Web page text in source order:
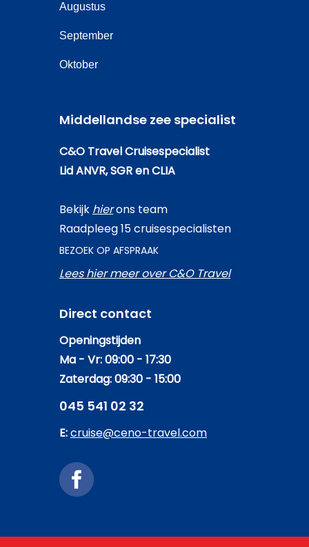
Augustus
September
Oktober
Middellandse zee specialist
C&O Travel Cruisespecialist
Lid ANVR, SGR en CLIA
Bekijk hierons team
Raadpleeg 15 cruisespecialisten
BEZOEK OP AFSPRAAK
Lees hier meer over C&O Travel
Direct contact
Openingstijden
Ma - Vr: 09:00 - 17:30
Zaterdag: 09:30 - 15:00
045 541 02 32
E:cruise@ceno-travel.com